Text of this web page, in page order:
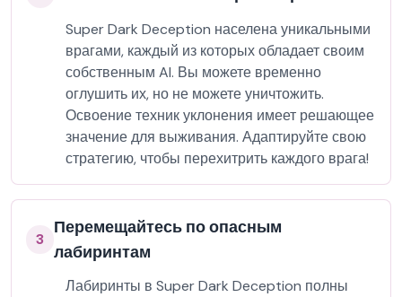
Super Dark Deception населена уникальными
врагами, каждый из которых обладает своим
собственным AI. Вы можете временно
оглушить их, но не можете уничтожить.
Освоение техник уклонения имеет решающее
значение для выживания. Адаптируйте свою
стратегию, чтобы перехитрить каждого врага!
3
Перемещайтесь по опасным
лабиринтам
Лабиринты в Super Dark Deception полны